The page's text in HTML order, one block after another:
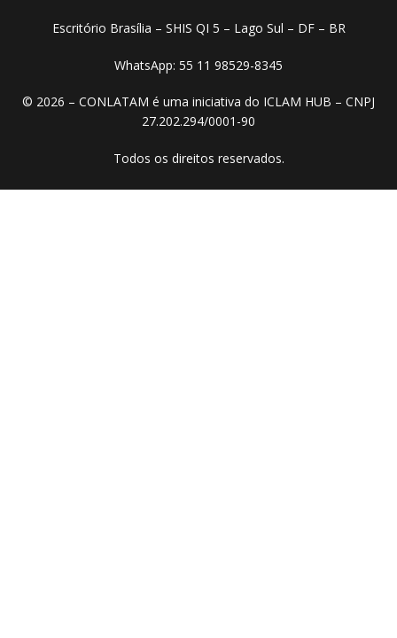
Escritório Brasília – SHIS QI 5 – Lago Sul – DF – BR
WhatsApp: 55 11 98529-8345
© 2026 – CONLATAM é uma iniciativa do ICLAM HUB – CNPJ
27.202.294/0001-90
Todos os direitos reservados.​